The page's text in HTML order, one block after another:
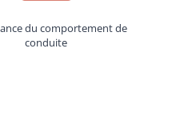
du comportement de
conduite